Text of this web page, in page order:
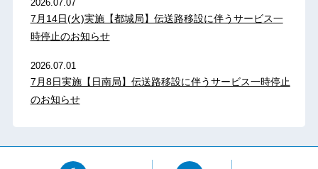
2026.07.07
7月14日(火)実施【都城局】伝送路移設に伴うサービス一
時停止のお知らせ
2026.07.01
7月8日実施【日南局】伝送路移設に伴うサービス一時停止
のお知らせ